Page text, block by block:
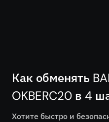
Как обменять
OKBERC20 в 4
Хотите быстро и